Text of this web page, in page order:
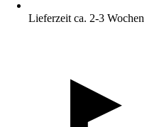
Lieferzeit ca. 2-3 Wochen